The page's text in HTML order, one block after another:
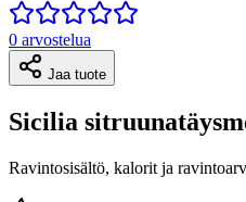
0 arvostelua
Jaa tuote
Sicilia
Ravintosisältö, kalorit ja